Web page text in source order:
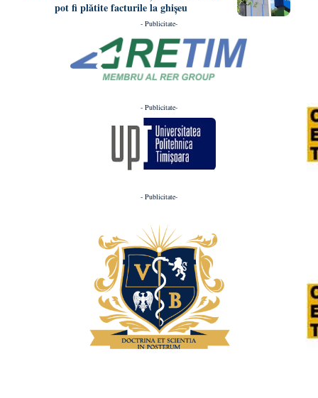
pot fi plătite facturile la ghișeu
- Publicitate-
- Publicitate-
- Publicitate-